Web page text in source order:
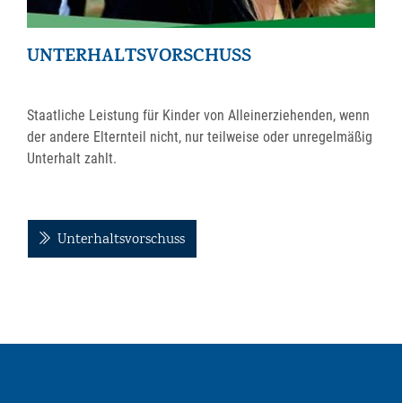
UNTERHALTSVORSCHUSS
Staatliche Leistung für Kinder von Alleinerziehenden, wenn
der andere Elternteil nicht, nur teilweise oder unregelmäßig
Unterhalt zahlt.
Unterhaltsvorschuss